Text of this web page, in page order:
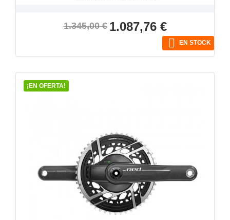
Precio
1.345,00 € Precio
1.087,76 €
 EN STOCK
¡EN OFERTA!
VISTA RÁPIDA